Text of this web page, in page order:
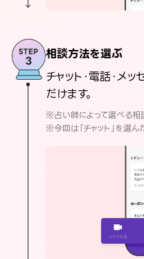
相談方法を選ぶ
チャット・電話・メ
だけます。
※占い師によって選べる相
※今回は「チャット」を選